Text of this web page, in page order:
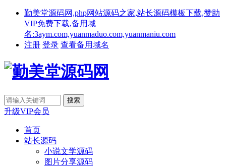
勤美堂源码网,php网站源码之家,站长源码模板下载,赞助
VIP免费下载,备用域
名:3aym.com,yuanmaduo.com,yuanmaniu.com
注册 登录 查看备用域名
升级VIP会员
首页
站长源码
小说文学源码
图片分享源码